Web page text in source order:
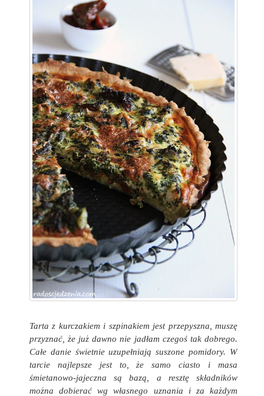
Tarta z kurczakiem i szpinakiem jest przepyszna, muszę
przyznać, że już dawno nie jadłam czegoś tak dobrego.
Całe danie świetnie uzupełniają suszone pomidory. W
tarcie najlepsze jest to, że samo ciasto i masa
śmietanowo-jajeczna są bazą, a resztę składników
można dobierać wg własnego uznania i za każdym